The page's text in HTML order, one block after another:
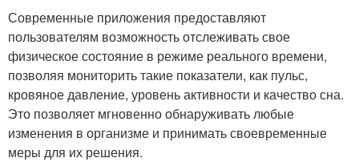
Современные приложения предоставляют
пользователям возможность отслеживать свое
физическое состояние в режиме реального времени,
позволяя мониторить такие показатели, как пульс,
кровяное давление, уровень активности и качество сна.
Это позволяет мгновенно обнаруживать любые
изменения в организме и принимать своевременные
меры для их решения.